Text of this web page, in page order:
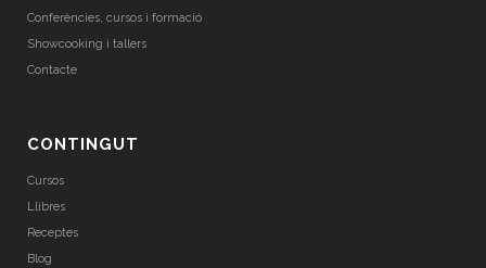
Conferències, cursos i formació
Showcooking i tallers
Contacte
CONTINGUT
Cursos
Llibres
Receptes
Blog